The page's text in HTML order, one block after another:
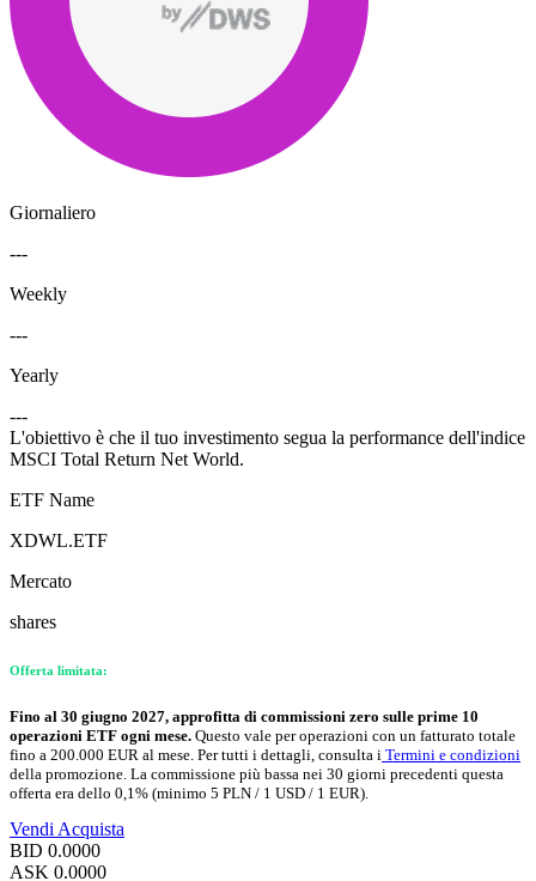
Giornaliero
---
Weekly
---
Yearly
---
L'obiettivo è che il tuo investimento segua la performance dell'indice
MSCI Total Return Net World.
ETF Name
XDWL.ETF
Mercato
shares
Offerta limitata:
Fino al 30 giugno 2027, approfitta di commissioni zero sulle prime 10
operazioni ETF ogni mese. Questo vale per operazioni con un fatturato totale
fino a 200.000 EUR al mese. Per tutti i dettagli, consulta i Termini e condizioni
della promozione. La commissione più bassa nei 30 giorni precedenti questa
offerta era dello 0,1% (minimo 5 PLN / 1 USD / 1 EUR).
Vendi Acquista
BID 0.0000
ASK 0.0000